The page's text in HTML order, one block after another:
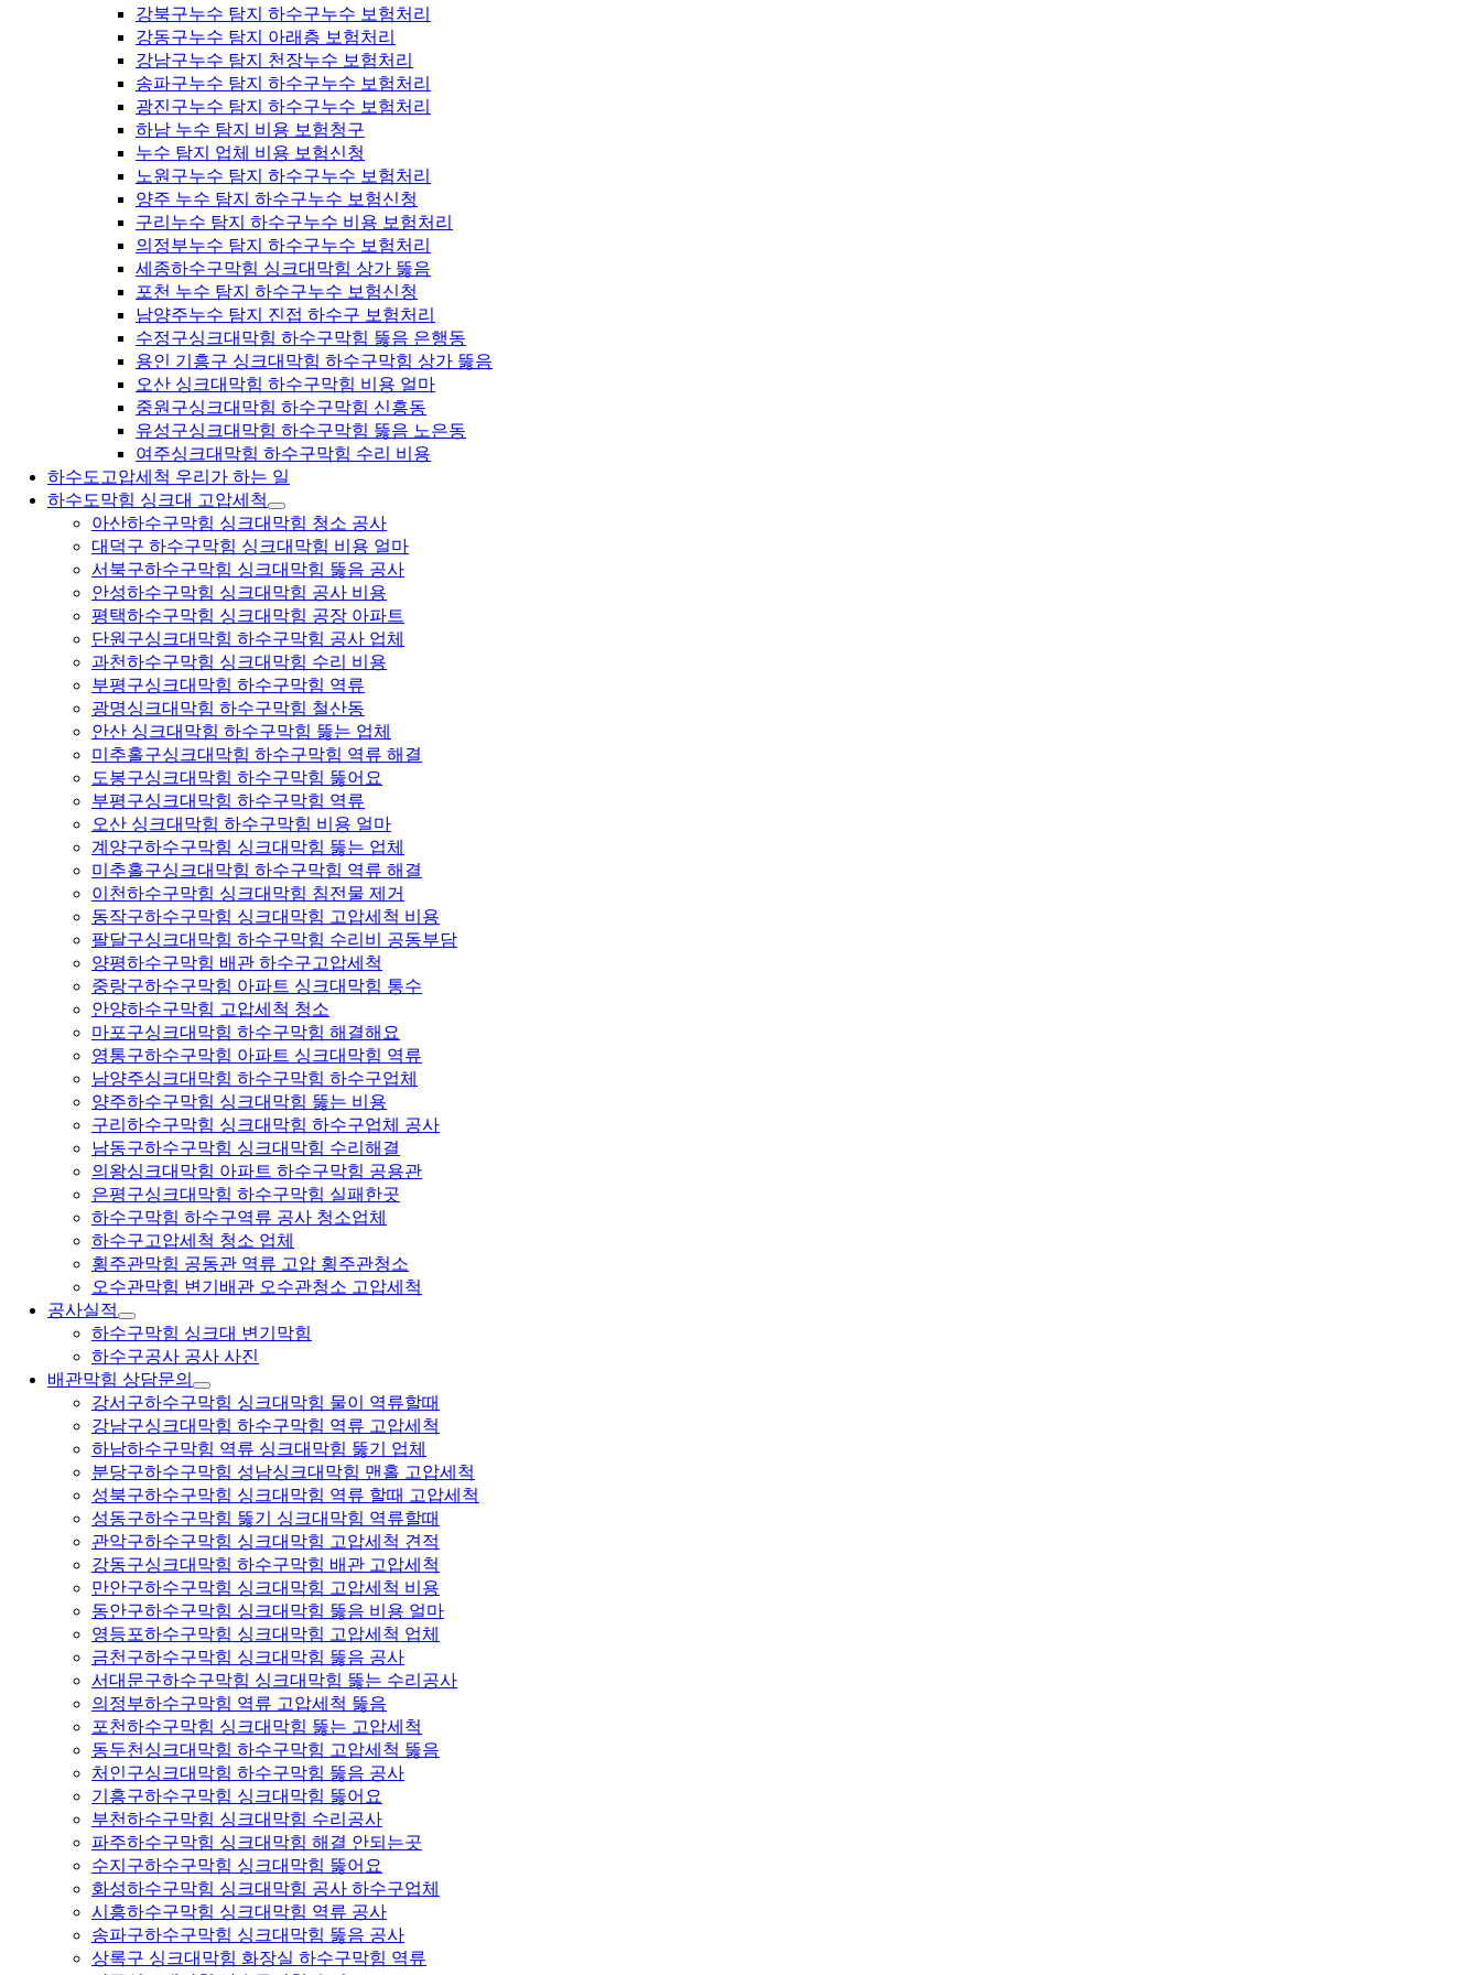
강북구누수 탐지 하수구누수 보험처리
강동구누수 탐지 아래층 보험처리
강남구누수 탐지 천장누수 보험처리
송파구누수 탐지 하수구누수 보험처리
광진구누수 탐지 하수구누수 보험처리
하남 누수 탐지 비용 보험청구
누수 탐지 업체 비용 보험신청
노원구누수 탐지 하수구누수 보험처리
양주 누수 탐지 하수구누수 보험신청
구리누수 탐지 하수구누수 비용 보험처리
의정부누수 탐지 하수구누수 보험처리
세종하수구막힘 싱크대막힘 상가 뚫음
포천 누수 탐지 하수구누수 보험신청
남양주누수 탐지 진접 하수구 보험처리
수정구싱크대막힘 하수구막힘 뚫음 은행동
용인 기흥구 싱크대막힘 하수구막힘 상가 뚫음
오산 싱크대막힘 하수구막힘 비용 얼마
중원구싱크대막힘 하수구막힘 신흥동
유성구싱크대막힘 하수구막힘 뚫음 노은동
여주싱크대막힘 하수구막힘 수리 비용
하수도고압세척 우리가 하는 일
하수도막힘 싱크대 고압세척
아산하수구막힘 싱크대막힘 청소 공사
대덕구 하수구막힘 싱크대막힘 비용 얼마
서북구하수구막힘 싱크대막힘 뚫음 공사
안성하수구막힘 싱크대막힘 공사 비용
평택하수구막힘 싱크대막힘 공장 아파트
단원구싱크대막힘 하수구막힘 공사 업체
과천하수구막힘 싱크대막힘 수리 비용
부평구싱크대막힘 하수구막힘 역류
광명싱크대막힘 하수구막힘 철산동
안산 싱크대막힘 하수구막힘 뚫는 업체
미추홀구싱크대막힘 하수구막힘 역류 해결
도봉구싱크대막힘 하수구막힘 뚫어요
부평구싱크대막힘 하수구막힘 역류
오산 싱크대막힘 하수구막힘 비용 얼마
계양구하수구막힘 싱크대막힘 뚫는 업체
미추홀구싱크대막힘 하수구막힘 역류 해결
이천하수구막힘 싱크대막힘 침전물 제거
동작구하수구막힘 싱크대막힘 고압세척 비용
팔달구싱크대막힘 하수구막힘 수리비 공동부담
양평하수구막힘 배관 하수구고압세척
중랑구하수구막힘 아파트 싱크대막힘 통수
안양하수구막힘 고압세척 청소
마포구싱크대막힘 하수구막힘 해결해요
영통구하수구막힘 아파트 싱크대막힘 역류
남양주싱크대막힘 하수구막힘 하수구업체
양주하수구막힘 싱크대막힘 뚫는 비용
구리하수구막힘 싱크대막힘 하수구업체 공사
남동구하수구막힘 싱크대막힘 수리해결
의왕싱크대막힘 아파트 하수구막힘 공용관
은평구싱크대막힘 하수구막힘 실패한곳
하수구막힘 하수구역류 공사 청소업체
하수구고압세척 청소 업체
횡주관막힘 공동관 역류 고압 횡주관청소
오수관막힘 변기배관 오수관청소 고압세척
공사실적
하수구막힘 싱크대 변기막힘
하수구공사 공사 사진
배관막힘 상담문의
강서구하수구막힘 싱크대막힘 물이 역류할때
강남구싱크대막힘 하수구막힘 역류 고압세척
하남하수구막힘 역류 싱크대막힘 뚫기 업체
분당구하수구막힘 성남싱크대막힘 맨홀 고압세척
성북구하수구막힘 싱크대막힘 역류 할때 고압세척
성동구하수구막힘 뚫기 싱크대막힘 역류할때
관악구하수구막힘 싱크대막힘 고압세척 견적
강동구싱크대막힘 하수구막힘 배관 고압세척
만안구하수구막힘 싱크대막힘 고압세척 비용
동안구하수구막힘 싱크대막힘 뚫음 비용 얼마
영등포하수구막힘 싱크대막힘 고압세척 업체
금천구하수구막힘 싱크대막힘 뚫음 공사
서대문구하수구막힘 싱크대막힘 뚫는 수리공사
의정부하수구막힘 역류 고압세척 뚫음
포천하수구막힘 싱크대막힘 뚫는 고압세척
동두천싱크대막힘 하수구막힘 고압세척 뚫음
처인구싱크대막힘 하수구막힘 뚫음 공사
기흥구하수구막힘 싱크대막힘 뚫어요
부천하수구막힘 싱크대막힘 수리공사
파주하수구막힘 싱크대막힘 해결 안되는곳
수지구하수구막힘 싱크대막힘 뚫어요
화성하수구막힘 싱크대막힘 공사 하수구업체
시흥하수구막힘 싱크대막힘 역류 공사
송파구하수구막힘 싱크대막힘 뚫음 공사
상록구 싱크대막힘 화장실 하수구막힘 역류